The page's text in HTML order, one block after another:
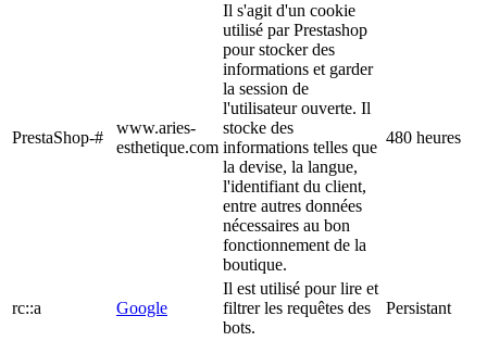
PrestaShop-#
www.aries-
esthetique.com
Il s'agit d'un cookie
utilisé par Prestashop
pour stocker des
informations et garder
la session de
l'utilisateur ouverte. Il
stocke des
informations telles que
la devise, la langue,
l'identifiant du client,
entre autres données
nécessaires au bon
fonctionnement de la
boutique.
480 heures
rc::a Google
Il est utilisé pour lire et
filtrer les requêtes des
bots.
Persistant